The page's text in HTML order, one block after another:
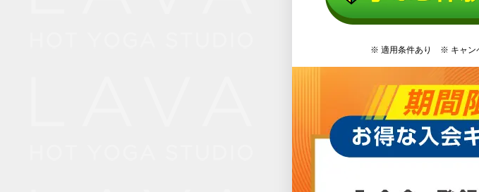
※ 適用条件あり ※ キャン